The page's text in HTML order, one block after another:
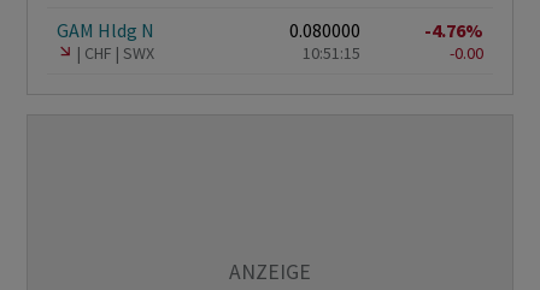
GAM Hldg N
CHF SWX
0.080000
10:51:15
-4.76%
-0.00